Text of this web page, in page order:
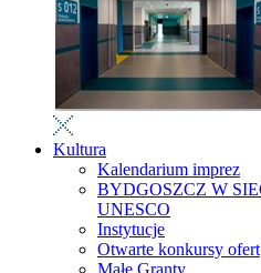
Kultura
Kalendarium imprez
BYDGOSZCZ W
UNESCO
Instytucje
Otwarte konkursy ofert
Małe Granty